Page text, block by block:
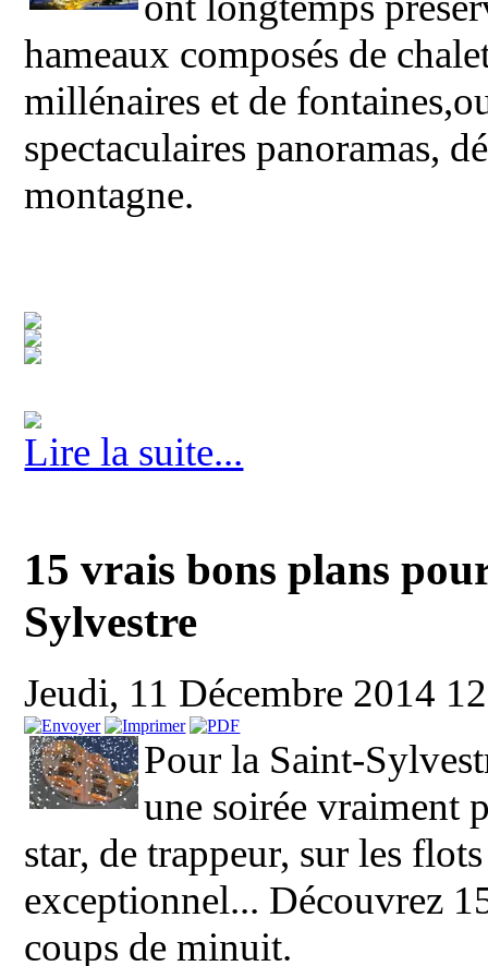
hameaux composés de
millénaires et de
spectaculaires panoramas,
montagne.
Lire la suite...
15 vrais bons plans
Sylvestre
Jeudi, 11 Décembre 2014
Pour la Saint-
une soirée vraiment
star, de trappeur, sur les
exceptionnel... Découvrez
coups de minuit.